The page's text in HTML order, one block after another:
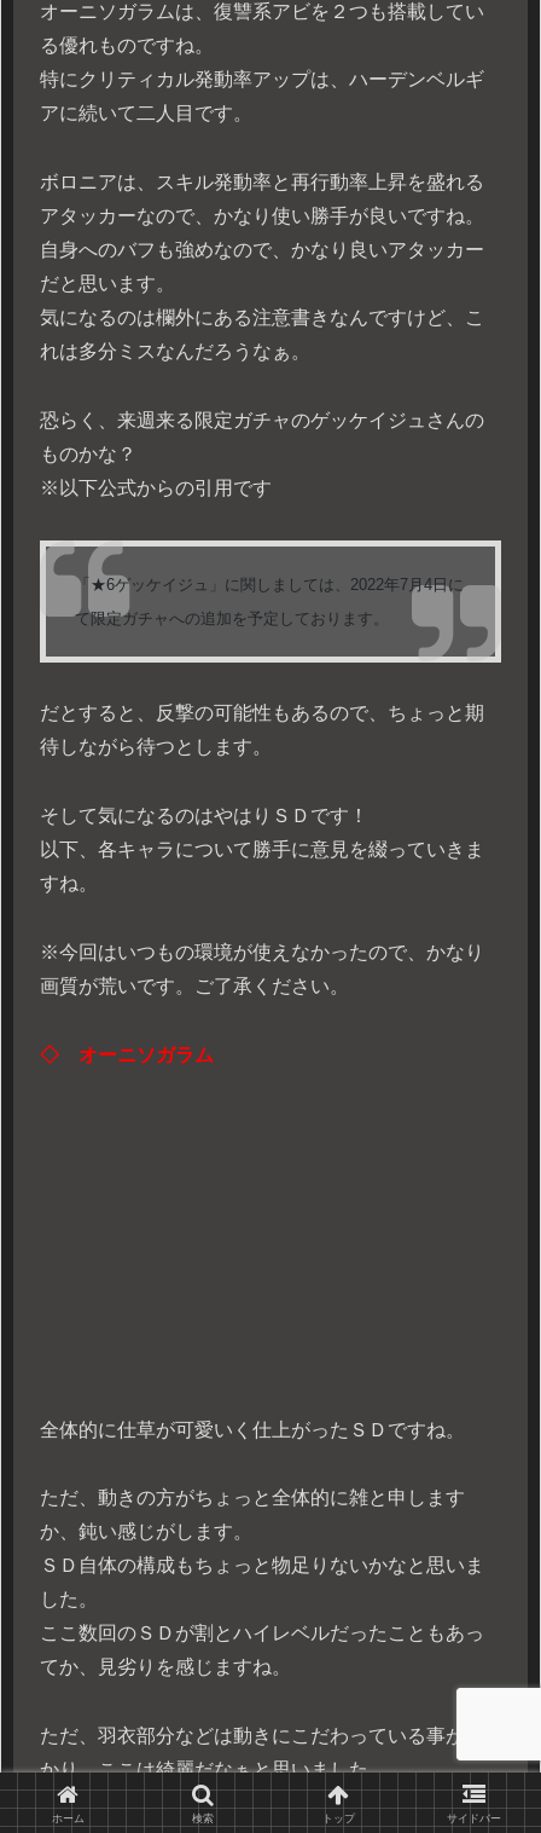
オーニソガラムは、復讐系アビを２つも搭載してい
る優れものですね。
特にクリティカル発動率アップは、ハーデンベルギ
アに続いて二人目です。
ボロニアは、スキル発動率と再行動率上昇を盛れる
アタッカーなので、かなり使い勝手が良いですね。
自身へのバフも強めなので、かなり良いアタッカー
だと思います。
気になるのは欄外にある注意書きなんですけど、こ
れは多分ミスなんだろうなぁ。
恐らく、来週来る限定ガチャのゲッケイジュさんの
ものかな？
※以下公式からの引用です
「★6ゲッケイジュ」に関しましては、2022年7月4日に
て限定ガチャへの追加を予定しております。
だとすると、反撃の可能性もあるので、ちょっと期
待しながら待つとします。
そして気になるのはやはりＳＤです！
以下、各キャラについて勝手に意見を綴っていきま
すね。
※今回はいつもの環境が使えなかったので、かなり
画質が荒いです。ご了承ください。
◇ オーニソガラム
全体的に仕草が可愛いく仕上がったＳＤですね。
ただ、動きの方がちょっと全体的に雑と申します
か、鈍い感じがします。
ＳＤ自体の構成もちょっと物足りないかなと思いま
した。
ここ数回のＳＤが割とハイレベルだったこともあっ
てか、見劣りを感じますね。
ただ、羽衣部分などは動きにこだわっている事が分
かり、ここは綺麗だなぁと思いました。
多分、ここ数回がイレギュラーだったのかなぁと思
ホーム 検索 トップ サイドバー